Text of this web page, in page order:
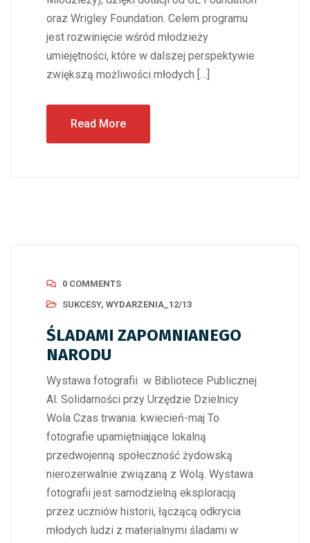
oraz Wrigley Foundation. Celem programu
jest rozwinięcie wśród młodzieży
umiejętności, które w dalszej perspektywie
zwiększą możliwości młodych […]
Read More
0 COMMENTS
SUKCESY, WYDARZENIA_12/13
ŚLADAMI ZAPOMNIANEGO
NARODU
Wystawa fotografii w Bibliotece Publicznej
Al. Solidarności przy Urzędzie Dzielnicy
Wola Czas trwania: kwiecień-maj To
fotografie upamiętniające lokalną
przedwojenną społeczność żydowską
nierozerwalnie związaną z Wolą. Wystawa
fotografii jest samodzielną eksploracją
przez uczniów historii, łączącą odkrycia
młodych ludzi z materialnymi śladami w